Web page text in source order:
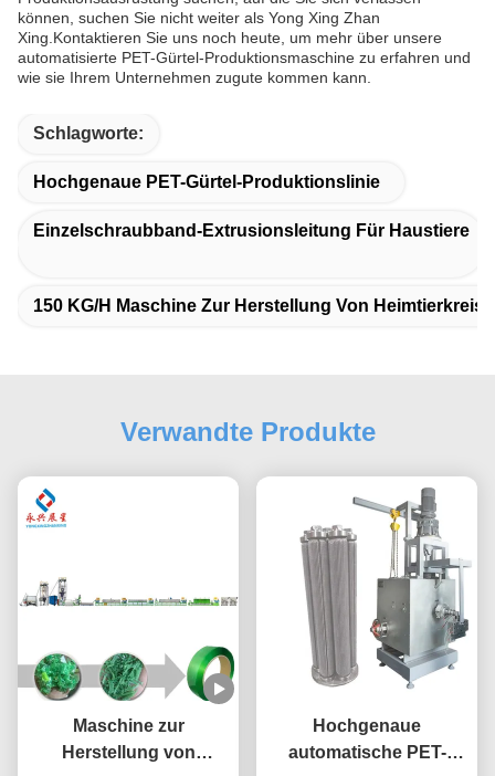
können, suchen Sie nicht weiter als Yong Xing Zhan
Xing.Kontaktieren Sie uns noch heute, um mehr über unsere
automatisierte PET-Gürtel-Produktionsmaschine zu erfahren und
wie sie Ihrem Unternehmen zugute kommen kann.
Schlagworte:
Hochgenaue PET-Gürtel-Produktionslinie
Einzelschraubband-Extrusionsleitung Für Haustiere
150 KG/h Maschine Zur Herstellung Von
Verwandte Produkte
Maschine zur
Herstellung von
Hochgenaue
automatische PET-